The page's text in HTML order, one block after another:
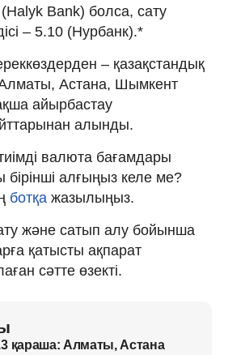
(Halyk Bank) болса, сату
– 5.10 (Нурбанк).*
– қазақстандық
Алматы, Астана, Шымкент
айырбастау
алынды.
валюта бағамдары
бірінші алғыңыз келе ме?
ботқа жазылыңыз.
және сатып алу бойынша
қатысты ақпарат
сәтте өзекті.
қараша: Алматы, Астана